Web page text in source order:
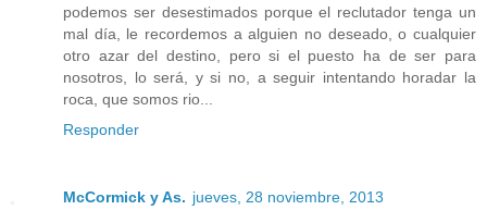
podemos ser desestimados porque el reclutador tenga un
mal día, le recordemos a alguien no deseado, o cualquier
otro azar del destino, pero si el puesto ha de ser para
nosotros, lo será, y si no, a seguir intentando horadar la
roca, que somos rio...
Responder
McCormick y As. jueves, 28 noviembre, 2013